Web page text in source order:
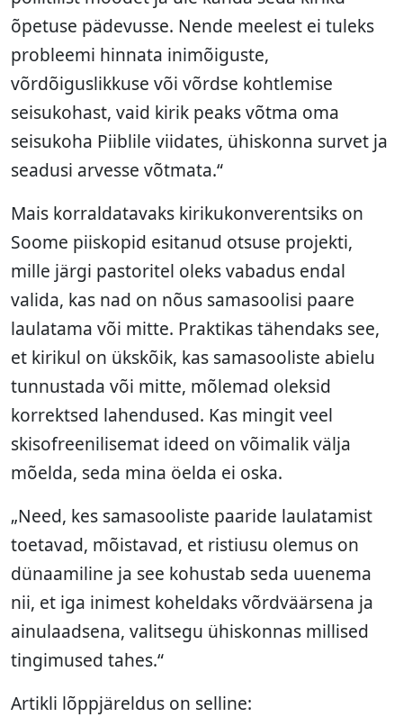
õpetuse pädevusse. Nende meelest ei tuleks
probleemi hinnata inimõiguste,
võrdõiguslikkuse või võrdse kohtlemise
seisukohast, vaid kirik peaks võtma oma
seisukoha Piiblile viidates, ühiskonna survet ja
seadusi arvesse võtmata.“
Mais korraldatavaks kirikukonverentsiks on
Soome piiskopid esitanud otsuse projekti,
mille järgi pastoritel oleks vabadus endal
valida, kas nad on nõus samasoolisi paare
laulatama või mitte. Praktikas tähendaks see,
et kirikul on ükskõik, kas samasooliste abielu
tunnustada või mitte, mõlemad oleksid
korrektsed lahendused. Kas mingit veel
skisofreenilisemat ideed on võimalik välja
mõelda, seda mina öelda ei oska.
„Need, kes samasooliste paaride laulatamist
toetavad, mõistavad, et ristiusu olemus on
dünaamiline ja see kohustab seda uuenema
nii, et iga inimest koheldaks võrdväärsena ja
ainulaadsena, valitsegu ühiskonnas millised
tingimused tahes.“
Artikli lõppjäreldus on selline: